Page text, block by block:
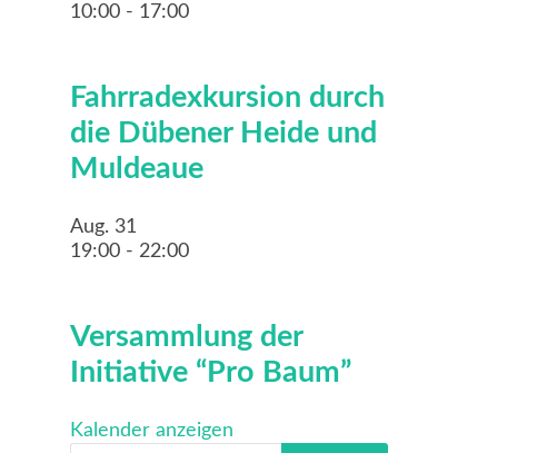
10:00 - 17:00
Fahrradexkursion durch
die Dübener Heide und
Muldeaue
Aug. 31
19:00 - 22:00
Versammlung der
Initiative “Pro Baum”
Kalender anzeigen